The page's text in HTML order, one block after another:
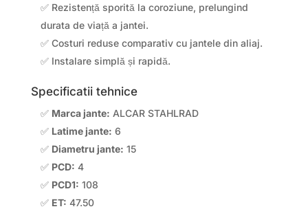
✅ Rezistență sporită la coroziune, prelungind
durata de viață a jantei.
✅ Costuri reduse comparativ cu jantele din aliaj.
✅ Instalare simplă și rapidă.
Specificatii tehnice
✅ Marca jante: ALCAR STAHLRAD
✅ Latime jante: 6
✅ Diametru jante: 15
✅ PCD: 4
✅ PCD1: 108
✅ ET: 47.50